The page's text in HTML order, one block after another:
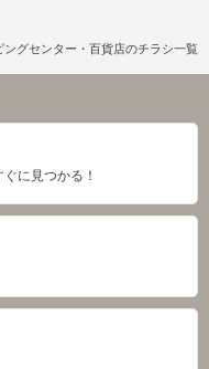
ングセンター・百貨店のチラシ一覧
に見つかる！